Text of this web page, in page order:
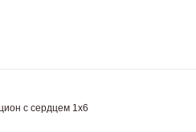
с сердцем 1x6